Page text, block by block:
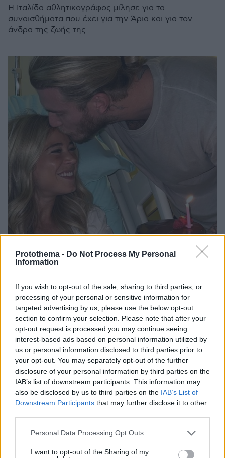
Protothema - Do Not Process My Personal
Information
If you wish to opt-out of the sale, sharing to third parties, or
processing of your personal or sensitive information for
targeted advertising by us, please use the below opt-out
section to confirm your selection. Please note that after your
opt-out request is processed you may continue seeing
interest-based ads based on personal information utilized by
us or personal information disclosed to third parties prior to
your opt-out. You may separately opt-out of the further
disclosure of your personal information by third parties on the
IAB’s list of downstream participants. This information may
also be disclosed by us to third parties on the IAB’s List of
Downstream Participants that may further disclose it to other
Please note that this website/app uses one or more Google
not limited to your visit or usage behaviour. You may click to
Personal Data Processing Opt Outs
I want to opt-out of the Sharing of my
Η Ιταλίδα αθλητικογράφος μίλησε για τα
συναισθήματα που έχει για την Άρια και για τον
άνδρα της ζωής της
Διπλή γιορτή για τη Ντιλέτα Λεότα: Γέννησε το πρώτο
της παιδί με τον Κάριους την ημέρα των γενεθλίων της
- Δείτε φωτογραφίες
Έκαναν την ανακοίνωση στο Instagram, όπου
δημοσίευσαν μια φωτογραφία του μωρού τους, το
οποίο ονόμασαν Άρια